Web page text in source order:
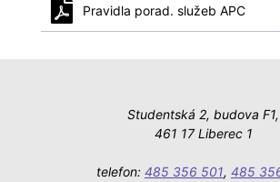
Pravidla porad. služeb APC
Studentská 2, budova F1,
461 17 Liberec 1
telefon: 485 356 501, 485